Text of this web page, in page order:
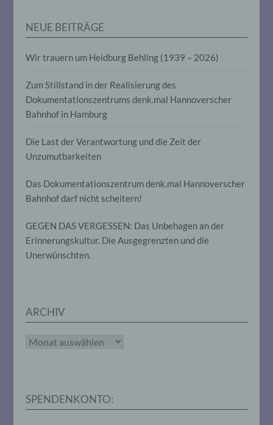
NEUE BEITRÄGE
Wir trauern um Heidburg Behling (1939 – 2026)
Zum Stillstand in der Realisierung des
Dokumentationszentrums denk.mal Hannoverscher
Bahnhof in Hamburg
Die Last der Verantwortung und die Zeit der
Unzumutbarkeiten
Das Dokumentationszentrum denk.mal Hannoverscher
Bahnhof darf nicht scheitern!
GEGEN DAS VERGESSEN: Das Unbehagen an der
Erinnerungskultur. Die Ausgegrenzten und die
Unerwünschten.
ARCHIV
Archiv
SPENDENKONTO:
vorherzusagen.
Pseudonymisierung ist die Verarbeitung
auf welche die personenbezogenen Daten
Informationen nicht mehr einer
spezifischen betroffenen Person
zugeordnet werden können, sofern diese
aufbewahrt werden und technischen und
organisatorischen Maßnahmen
identifizierten oder identifizierbaren
natürlichen Person zugewiesen werden.
Verantwortlicher oder für die Verarbeitung
juristische Person, Behörde, Einrichtung
Sind die Zwecke und Mittel dieser
Verarbeitung durch das Unionsrecht oder